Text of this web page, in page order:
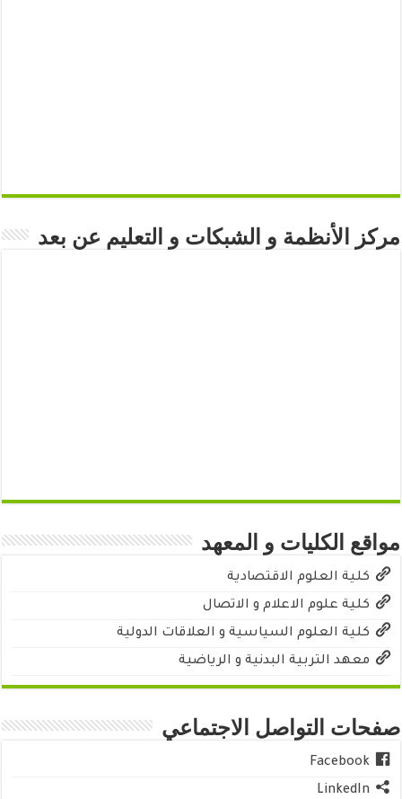
مركز الأنظمة و الشبكات و التعليم عن بعد
مواقع الكليات و المعهد
كلية العلوم الاقتصادية
كلية علوم الاعلام و الاتصال
كلية العلوم السياسية و العلاقات الدولية
معهد التربية البدنية و الرياضية
صفحات التواصل الاجتماعي
Facebook
LinkedIn